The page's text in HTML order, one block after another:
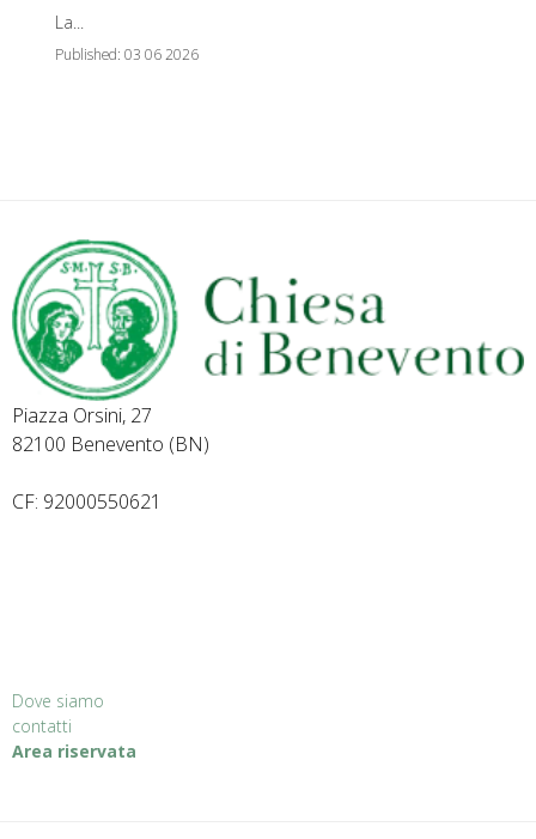
La...
Published: 03 06 2026
Piazza Orsini, 27
82100 Benevento (BN)
CF: 92000550621
Dove siamo
contatti
Area riservata